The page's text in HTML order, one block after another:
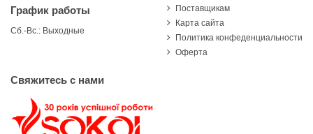
График работы
Сб.-Вс.: Выходные
Поставщикам
Карта сайта
Политика конфеденциальности
Оферта
Свяжитесь с нами